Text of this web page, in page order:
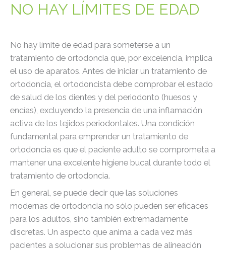
NO HAY LÍMITES DE EDAD
No hay límite de edad para someterse a un
tratamiento de ortodoncia que, por excelencia, implica
el uso de aparatos. Antes de iniciar un tratamiento de
ortodoncia, el ortodoncista debe comprobar el estado
de salud de los dientes y del periodonto (huesos y
encías), excluyendo la presencia de una inflamación
activa de los tejidos periodontales. Una condición
fundamental para emprender un tratamiento de
ortodoncia es que el paciente adulto se comprometa a
mantener una excelente higiene bucal durante todo el
tratamiento de ortodoncia.
En general, se puede decir que las soluciones
modernas de ortodoncia no sólo pueden ser eficaces
para los adultos, sino también extremadamente
discretas. Un aspecto que anima a cada vez más
pacientes a solucionar sus problemas de alineación